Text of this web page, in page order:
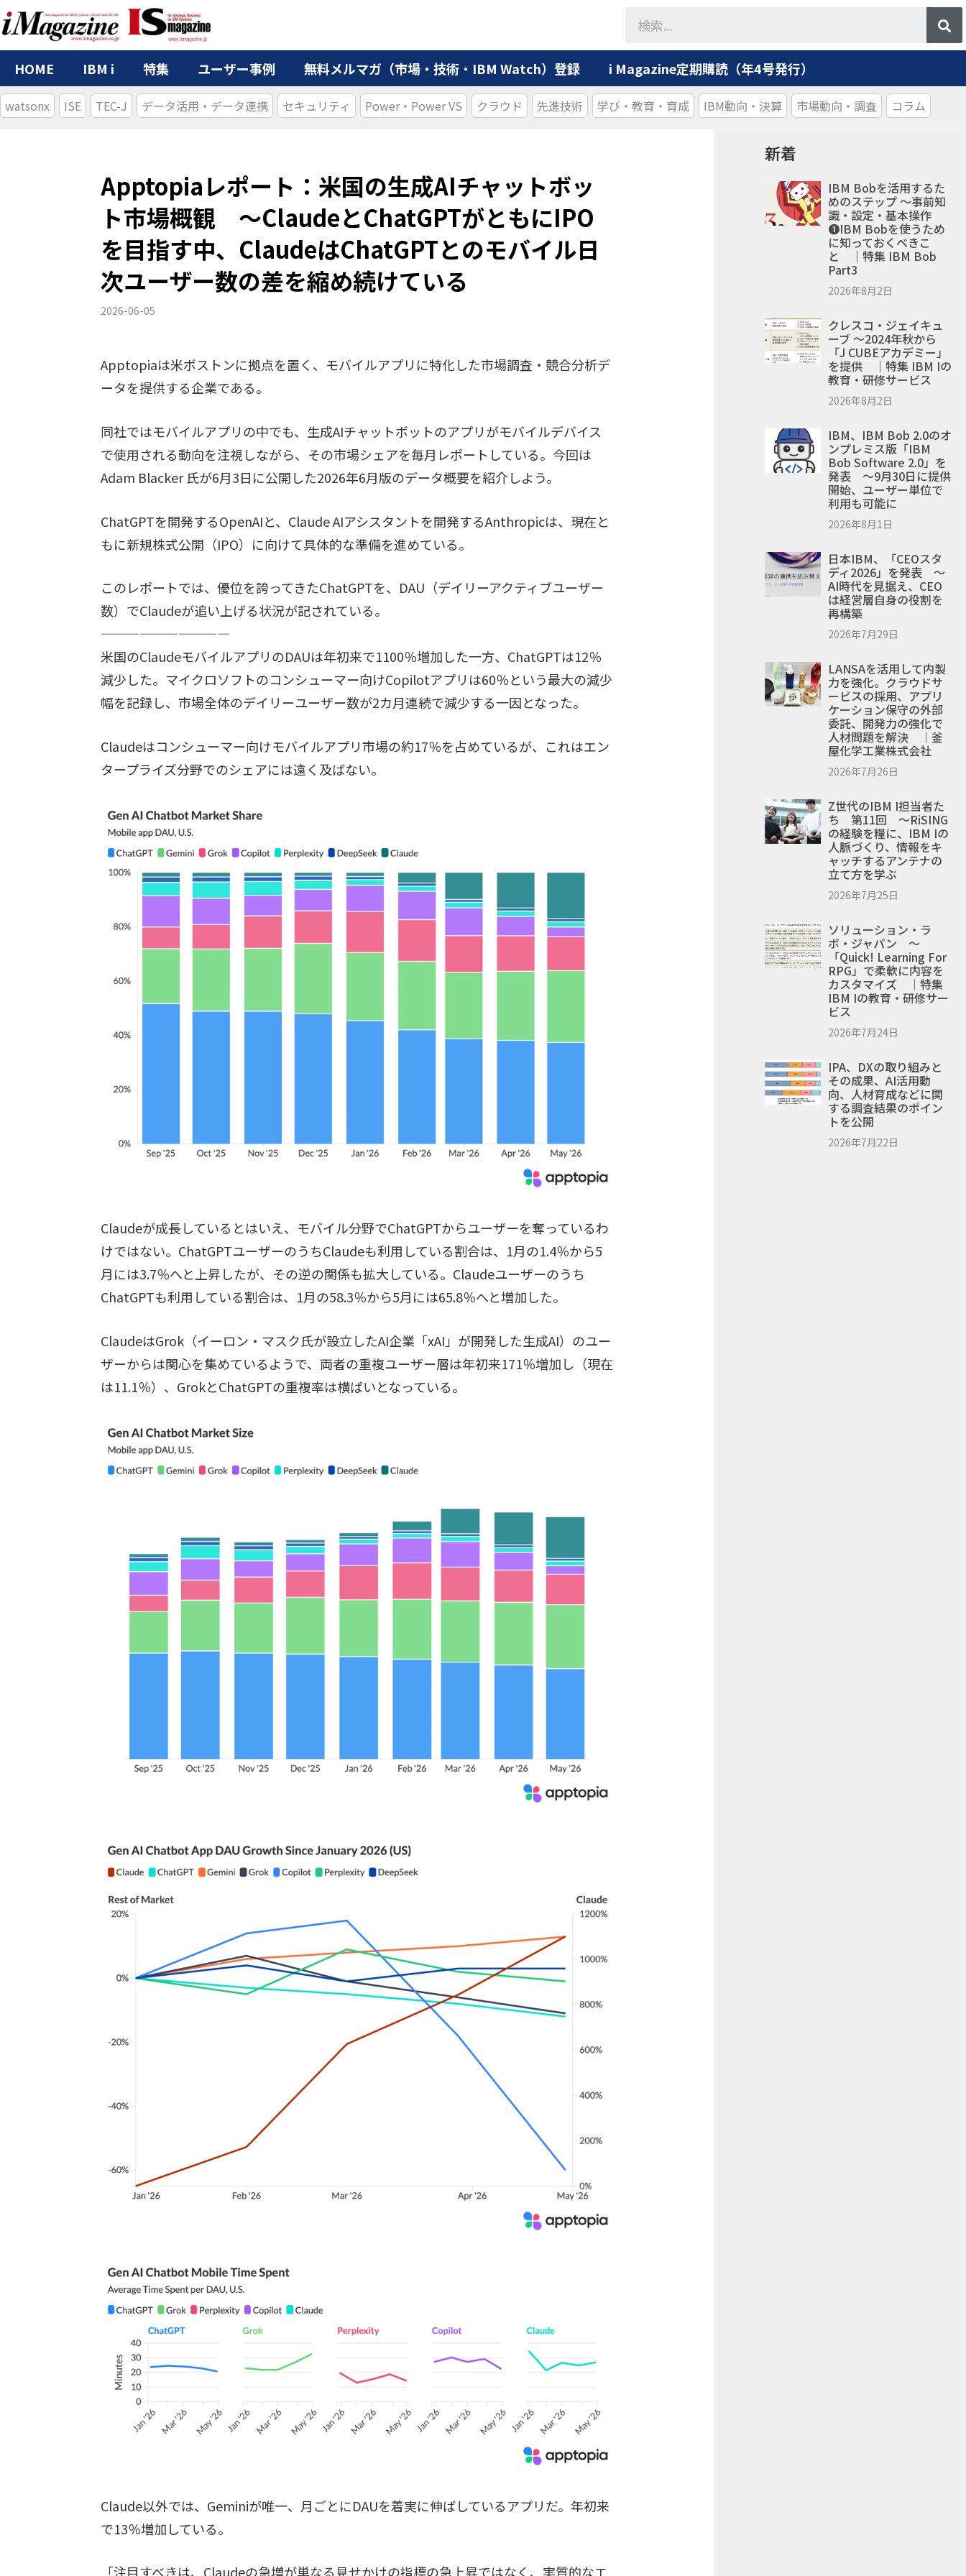
HOME IBM i 特集 ユーザー事例 無料メルマガ（市場・技術・IBM Watch）登録 i Magazine定期購読（年4号発行）
watsonx ISE TEC-J データ活用・データ連携 セキュリティ Power・Power VS クラウド 先進技術 学び・教育・育成 IBM動向・決算 市場動向・調査 コラム
Apptopiaレポート：米国の生成AIチャットボッ
ト市場概観 ～ClaudeとChatGPTがともにIPO
を目指す中、ClaudeはChatGPTとのモバイル日
次ユーザー数の差を縮め続けている
2026-06-05
Apptopiaは米ボストンに拠点を置く、モバイルアプリに特化した市場調査・競合分析デ
ータを提供する企業である。
同社ではモバイルアプリの中でも、生成AIチャットボットのアプリがモバイルデバイス
で使用される動向を注視しながら、その市場シェアを毎月レポートしている。今回は
Adam Blacker 氏が6月3日に公開した2026年6月版のデータ概要を紹介しよう。
ChatGPTを開発するOpenAIと、Claude AIアシスタントを開発するAnthropicは、現在と
もに新規株式公開（IPO）に向けて具体的な準備を進めている。
このレポートでは、優位を誇ってきたChatGPTを、DAU（デイリーアクティブユーザー
数）でClaudeが追い上げる状況が記されている。
——————————
米国のClaudeモバイルアプリのDAUは年初来で1100％増加した一方、ChatGPTは12％
減少した。マイクロソフトのコンシューマー向けCopilotアプリは60％という最大の減少
幅を記録し、市場全体のデイリーユーザー数が2カ月連続で減少する一因となった。
Claudeはコンシューマー向けモバイルアプリ市場の約17％を占めているが、これはエン
タープライズ分野でのシェアには遠く及ばない。
Claudeが成長しているとはいえ、モバイル分野でChatGPTからユーザーを奪っているわ
けではない。ChatGPTユーザーのうちClaudeも利用している割合は、1月の1.4％から5
月には3.7％へと上昇したが、その逆の関係も拡大している。Claudeユーザーのうち
ChatGPTも利用している割合は、1月の58.3％から5月には65.8％へと増加した。
ClaudeはGrok（イーロン・マスク氏が設立したAI企業「xAI」が開発した生成AI）のユー
ザーからは関心を集めているようで、両者の重複ユーザー層は年初来171％増加し（現在
は11.1％）、GrokとChatGPTの重複率は横ばいとなっている。
Claude以外では、Geminiが唯一、月ごとにDAUを着実に伸ばしているアプリだ。年初来
で13％増加している。
「注目すべきは、Claudeの急増が単なる見せかけの指標の急上昇ではなく、実質的なエ
新着
IBM Bobを活用するた
めのステップ ～事前知
識・設定・基本操作
❶IBM Bobを使うため
に知っておくべきこ
と ｜特集 IBM Bob
Part3
2026年8月2日
クレスコ・ジェイキュ
ーブ ～2024年秋から
「J CUBEアカデミー」
を提供 ｜特集 IBM Iの
教育・研修サービス
2026年8月2日
IBM、IBM Bob 2.0のオ
ンプレミス版「IBM
Bob Software 2.0」を
発表 ～9月30日に提供
開始、ユーザー単位で
利用も可能に
2026年8月1日
日本IBM、「CEOスタ
ディ2026」を発表 ～
AI時代を見据え、CEO
は経営層自身の役割を
再構築
2026年7月29日
LANSAを活用して内製
力を強化。クラウドサ
ービスの採用、アプリ
ケーション保守の外部
委託、開発力の強化で
人材問題を解決 ｜釜
屋化学工業株式会社
2026年7月26日
Z世代のIBM I担当者た
ち 第11回 ～RiSING
の経験を糧に、IBM Iの
人脈づくり、情報をキ
ャッチするアンテナの
立て方を学ぶ
2026年7月25日
ソリューション・ラ
ボ・ジャパン ～
「Quick! Learning For
RPG」で柔軟に内容を
カスタマイズ ｜特集
IBM Iの教育・研修サー
ビス
2026年7月24日
IPA、DXの取り組みと
その成果、AI活用動
向、人材育成などに関
する調査結果のポイン
トを公開
2026年7月22日